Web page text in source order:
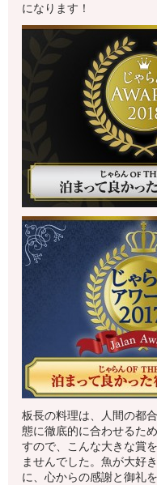
になります！
板長の料理は、人間の都
態に徹底的に合わせるた
すので、こんな大きな賞
ませんでした。魚が大好
に、心からの感謝と御礼